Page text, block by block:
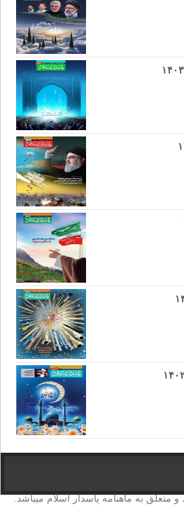
به ماهنامه پاسدار اسلام میباشد.